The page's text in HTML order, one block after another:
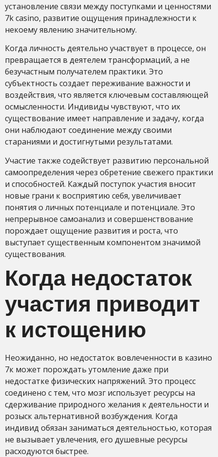
установление связи между поступками и ценностями
7k casino, развитие ощущения принадлежности к
некоему явлению значительному.
Когда личность деятельно участвует в процессе, он
превращается в деятелем трансформаций, а не
безучастным получателем практики. Это
субъектность создает переживание важности и
воздействия, что является ключевым составляющей
осмысленности. Индивиды чувствуют, что их
существование имеет направление и задачу, когда
они наблюдают соединение между своими
стараниями и достигнутыми результатами.
Участие также содействует развитию персональной
самоопределения через обретение свежего практики
и способностей. Каждый поступок участия вносит
новые грани к восприятию себя, увеличивает
понятия о личных потенциале и потенциале. Это
непрерывное самоанализ и совершенствование
порождает ощущение развития и роста, что
выступает существенным компонентом значимой
существования.
Когда недостаток
участия приводит
к истощению
Неожиданно, но недостаток вовлеченности в казино
7к может порождать утомление даже при
недостатке физических напряжений. Это процесс
соединено с тем, что мозг использует ресурсы на
сдерживание природного желания к деятельности и
розыск альтернативной возбуждения. Когда
индивид обязан заниматься деятельностью, которая
не вызывает увлечения, его душевные ресурсы
расходуются быстрее.